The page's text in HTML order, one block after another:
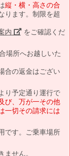
縦・横・高さの合
ります。制限を超
内」 をご確認くだ
場所へお越しいた
合の返金はござい
り予定通り運行で
び、万が一その他
一切その請求には
です。ご乗車場所
せん。